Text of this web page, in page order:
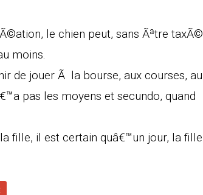
le chien peut, sans Ãªtre taxÃ©
moins.
de jouer Ã la bourse, aux courses, au
pas les moyens et secundo, quand
fille, il est certain quâ€™un jour, la fille